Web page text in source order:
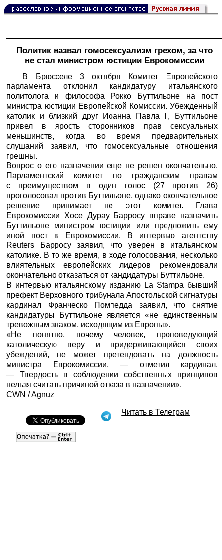
Политик назвал гомосексуализм грехом, за что
не стал министром юстиции Еврокомиссии
В Брюсселе 3 октября Комитет Европейского
парламента отклонил кандидатуру итальянского
политолога и философа Рокко Буттильоне на пост
министра юстиции Европейской Комиссии. Убежденный
католик и близкий друг Иоанна Павла II, Буттильоне
привел в ярость сторонников прав сексуальных
меньшинств, когда во время предварительных
слушаний заявил, что гомосексуальные отношения
грешны.
Вопрос о его назначении еще не решен окончательно.
Парламентский комитет по гражданским правам
с преимуществом в один голос (27 против 26)
проголосовал против Буттильоне, однако окончательное
решение принимает не этот комитет. Глава
Еврокомиссии Хосе Дурау Барросу вправе назначить
Буттильоне министром юстиции или предложить ему
иной пост в Еврокомиссии. В интервью агентству
Reuters Барросу заявил, что уверен в итальянском
католике. В то же время, в ходе голосования, несколько
влиятельных европейских лидеров рекомендовали
окончательно отказаться от кандидатуры Буттильоне.
В интервью итальянскому изданию La Stampa бывший
префект Верховного трибунала Апостольской сигнатуры
кардинал Франческо Помпедда заявил, что снятие
кандидатуры Буттильоне является «не единственным
тревожным знаком, исходящим из Европы».
«Не понятно, почему человек, проповедующий
католическую веру и придерживающийся своих
убеждений, не может претендовать на должность
министра Еврокомиссии, — отметил кардинал.
— Твердость в соблюдении собственных принципов
нельзя считать причиной отказа в назначении».
CWN / Agnuz
Читать в Телеграм